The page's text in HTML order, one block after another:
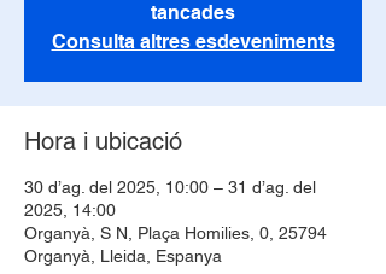
tancades
Consulta altres esdeveniments
Hora i ubicació
30 d’ag. del 2025, 10:00 – 31 d’ag. del
2025, 14:00
Organyà, S N, Plaça Homilies, 0, 25794
Organyà, Lleida, Espanya